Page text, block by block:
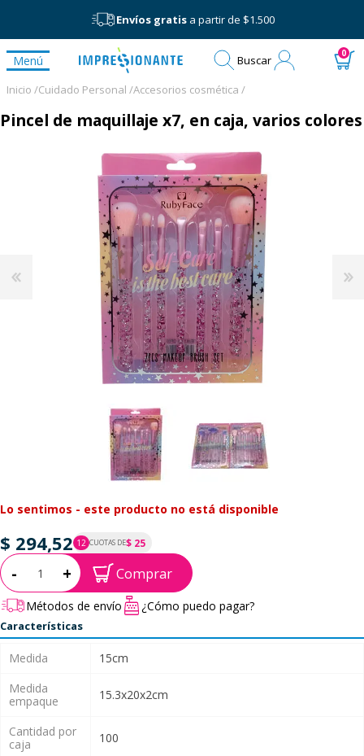
Envíos gratisa partir de $1.500
Menú Buscar 0
Inicio /Cuidado Personal /Accesorios cosmética /
Pincel de maquillaje x7, en caja, varios colores
Lo sentimos - este producto no está disponible
$ 294,52 12 CUOTAS DE$ 25
P.T.F. $ 295
Cantidad:
- + Comprar
Métodos de envío ¿Cómo puedo pagar?
Características
Medida
15cm
Medida
empaque
15.3x20x2cm
Cantidad por
caja
100